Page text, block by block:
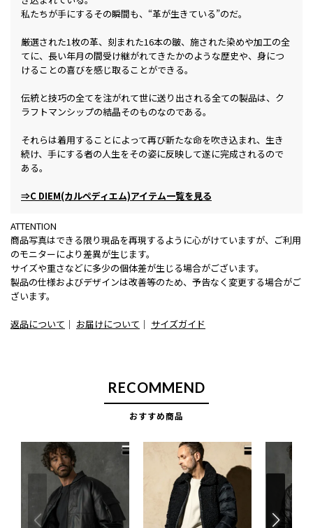
私たちが手にするその瞬間も、“革が生きている”のだ。
厳選された1枚の革、刻まれた16本の皺、施された染めや加工の全
てに、長い年月の間受け継がれてきたかのような歴史や、身につ
けることの喜びを感じ取ることができる。
伝統と技巧の全てを注がれて世に送り出される全ての製品は、ク
ラフトマンシップの結晶そのものなのである。
それらは着用することによって再び新たな命を吹き込まれ、生き
続け、手にする者の人生をその姿に反映して遂に完成されるので
ある。
⇒C DIEM(カルペディエム)アイテム一覧を見る
ATTENTION
商品写真はできる限り現品を再現するように心がけていますが、ご利用
のモニターにより差異が生じます。
サイズや重さなどに多少の個体差が生じる場合がございます。
製品の仕様およびデザインは改善等のため、予告なく変更する場合がご
ざいます。
返品について ｜ お届けについて ｜ サイズガイド
RECOMMEND
おすすめ商品